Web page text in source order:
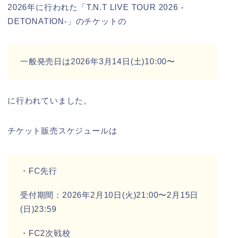
2026年に行われた「T.N.T LIVE TOUR 2026 -
DETONATION-」のチケットの
一般発売日は2026年3月14日(土)10:00〜
に行われていました。
チケット販売スケジュールは
・FC先行
受付期間：2026年2月10日(火)21:00〜2月15日
(日)23:59
・FC2次戦校